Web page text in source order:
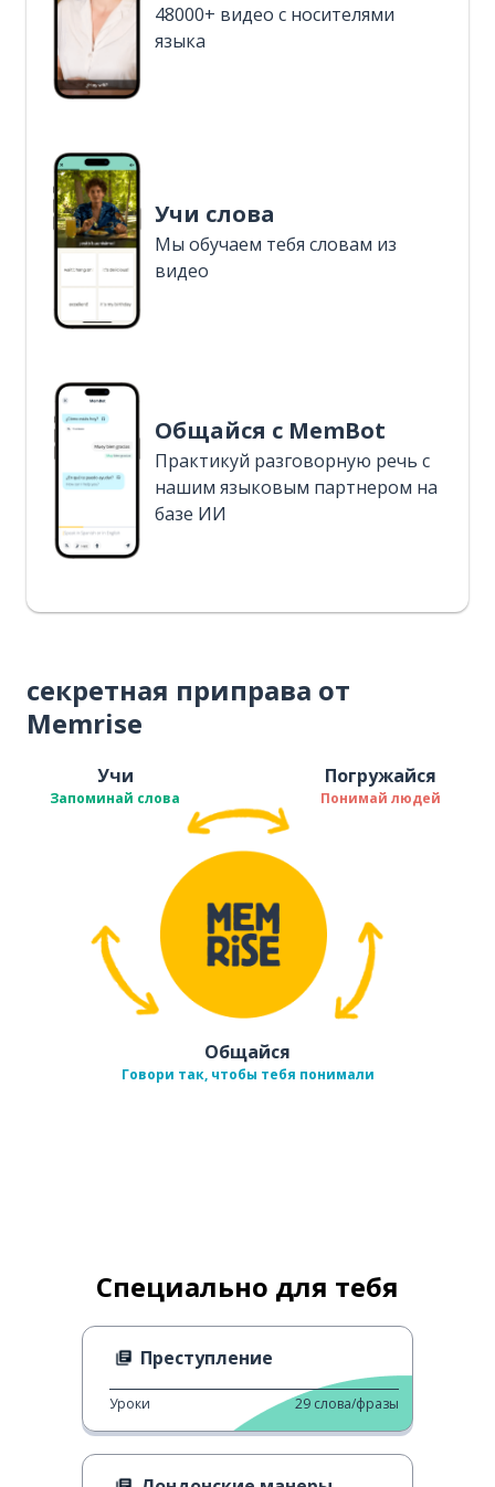
48000+ видео с носителями
языка
Учи слова
Мы обучаем тебя словам из
видео
Общайся с MemBot
Практикуй разговорную речь с
нашим языковым партнером на
базе ИИ
секретная приправа от
Memrise
Учи
Запоминай слова
Погружайся
Понимай людей
Общайся
Говори так, чтобы тебя понимали
Специально для тебя
Преступление
Уроки 29 слова/фразы